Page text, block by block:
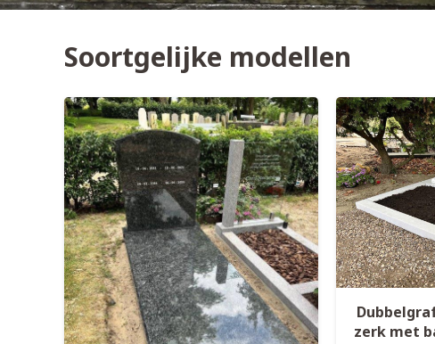
Soortgelijke modellen
zerk met